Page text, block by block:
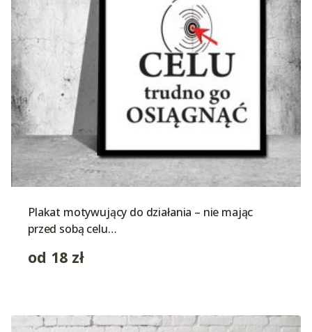
Plakat motywujący do działania – nie mając
przed sobą celu…
od 18 zł